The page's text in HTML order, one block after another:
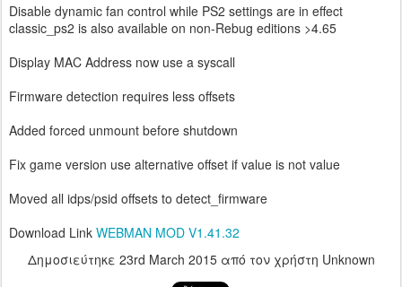
Disable dynamic fan control while PS2 settings are in effect
classic_ps2 is also available on non-Rebug editions >4.65
Display MAC Address now use a syscall
Firmware detection requires less offsets
Added forced unmount before shutdown
Fix game version use alternative offset if value is not value
Moved all idps/psid offsets to detect_firmware
Download Link WEBMAN MOD V1.41.32
Δημοσιεύτηκε 23rd March 2015από τον χρήστη Unknown